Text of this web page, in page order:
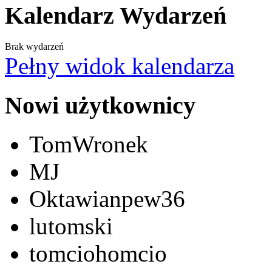
Kalendarz Wydarzeń
Brak wydarzeń
Pełny widok kalendarza
Nowi użytkownicy
TomWronek
MJ
Oktawianpew36
lutomski
tomciohomcio